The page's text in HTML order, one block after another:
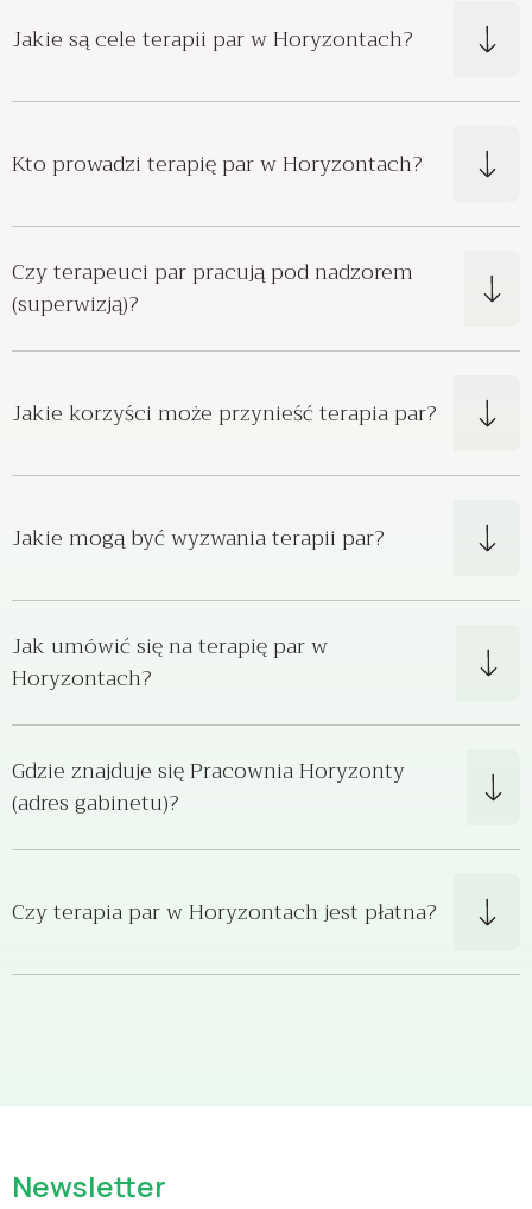
Jakie są cele terapii par w Horyzontach?
Kto prowadzi terapię par w Horyzontach?
Czy terapeuci par pracują pod nadzorem
(superwizją)?
Jakie korzyści może przynieść terapia par?
Jakie mogą być wyzwania terapii par?
Jak umówić się na terapię par w
Horyzontach?
Gdzie znajduje się Pracownia Horyzonty
(adres gabinetu)?
Czy terapia par w Horyzontach jest płatna?
Newsletter